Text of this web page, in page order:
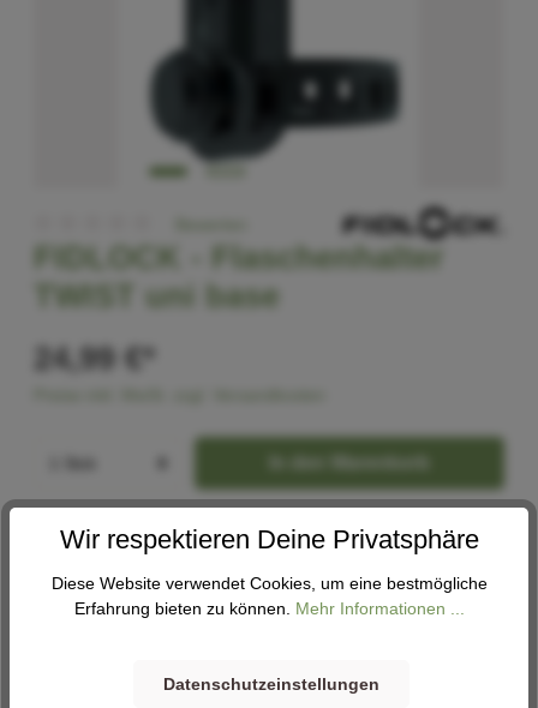
FIDLOCK -
Flaschenhalter
TWIST uni base
24,99 €*
Abholung
Verfügbar in 1 Filiale
Filiale auswählen
Wir respektieren Deine Privatsphäre
Diese Website verwendet Cookies, um eine bestmögliche
Erfahrung bieten zu können. Mehr Informationen ...
Datenschutzeinstellungen